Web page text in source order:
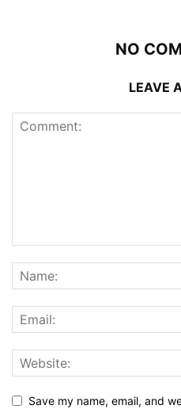
NO
LEAVE
Save my name, email, and